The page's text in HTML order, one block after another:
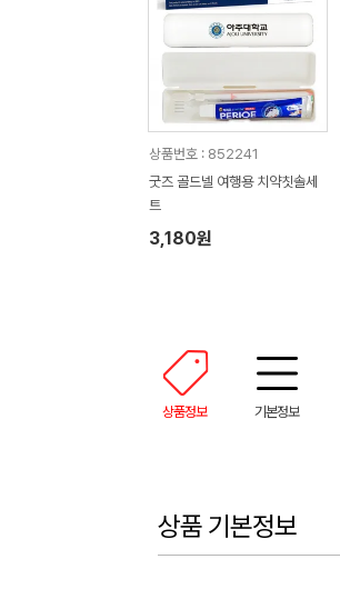
상품번호 : 852241
굿즈 골드넬 여행용 치약칫솔세
트
3,180원
상품정보 기본정보
상품 기본정보